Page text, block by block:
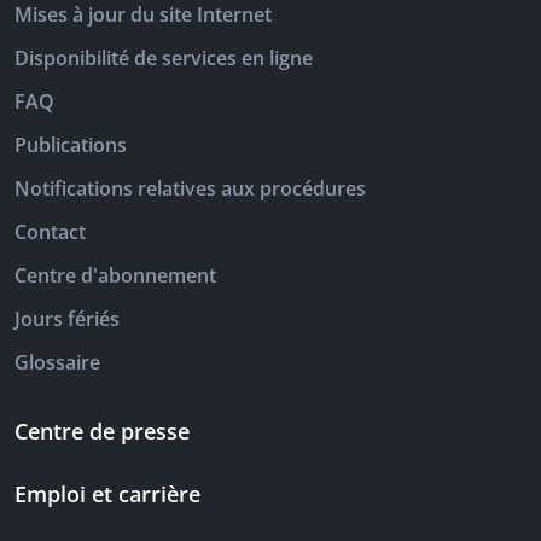
Mises à jour du site Internet
Disponibilité de services en ligne
FAQ
Publications
Notifications relatives aux procédures
Contact
Centre d'abonnement
Jours fériés
Glossaire
Centre de presse
Emploi et carrière